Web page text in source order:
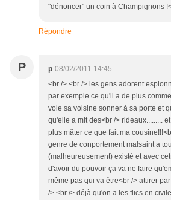
"dénoncer" un coin à Champignons
Répondre
P p 08/02/2011 14:45
<br /> <br /> les gens adorent
par exemple ce qu'il a de plus
voie sa voisine sonner à sa porte et
qu'elle a mit des<br /> rideaux.........
plus mâter ce que fait ma
genre de conportement malsaint a
(malheureusement) existé et avec
d'avoir du pouvoir ça va ne faire
même pas qui va être<br /> attirer
/> <br /> déjà qu'on a les flics en